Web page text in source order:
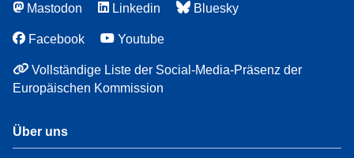
Mastodon Linkedin Bluesky
Facebook Youtube
Vollständige Liste der Social-Media-Präsenz der
Europäischen Kommission
Über uns